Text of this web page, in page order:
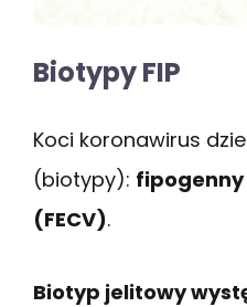
Biotypy FIP
Koci koronawirus
(biotypy): fipogenny
(FECV).
Biotyp jelitowy